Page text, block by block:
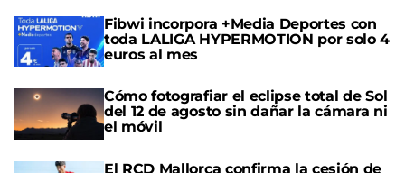
Fibwi incorpora +Media Deportes con
toda LALIGA HYPERMOTION por solo 4
euros al mes
Cómo fotografiar el eclipse total de Sol
del 12 de agosto sin dañar la cámara ni
el móvil
El RCD Mallorca confirma la cesión de